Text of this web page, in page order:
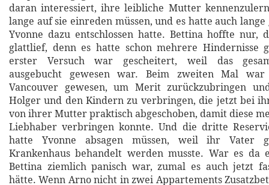
daran interessiert, ihre leibliche Mutter
lange auf sie einreden müssen, und es hatte auch
Yvonne dazu entschlossen hatte. Bettina hoffte nur,
glattlief, denn es hatte schon mehrere Hindernisse
erster Versuch war gescheitert, weil das
ausgebucht gewesen war. Beim zweiten Mal
Vancouver gewesen, um Merit zurückzubringen
Holger und den Kindern zu verbringen, die jetzt bei
von ihrer Mutter praktisch abgeschoben, damit diese
Liebhaber verbringen konnte. Und die dritte
hatte Yvonne absagen müssen, weil ihr Vater
Krankenhaus behandelt werden musste. War es da
Bettina ziemlich panisch war, zumal es auch jetzt
hätte. Wenn Arno nicht in zwei Appartements